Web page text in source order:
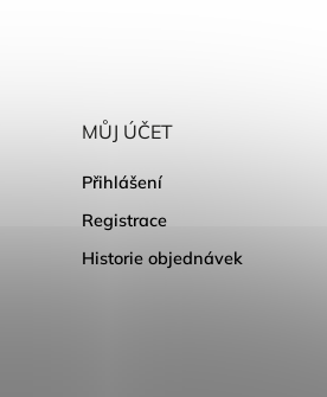
MŮJ ÚČET
Přihlášení
Registrace
Historie objednávek